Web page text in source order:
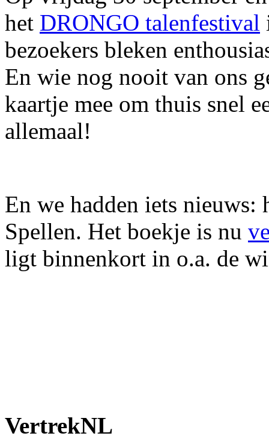
het DRONGO talenfestival
bezoekers bleken
En wie nog nooit van ons
kaartje mee om thuis snel
allemaal!
En we hadden iets nieuws:
Spellen. Het boekje is nu
ligt binnenkort in o.a. de
VertrekNL